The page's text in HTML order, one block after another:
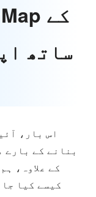
ساتھ
اس بار،
بنانے کے
کے علاوہ،
کیسے کیا